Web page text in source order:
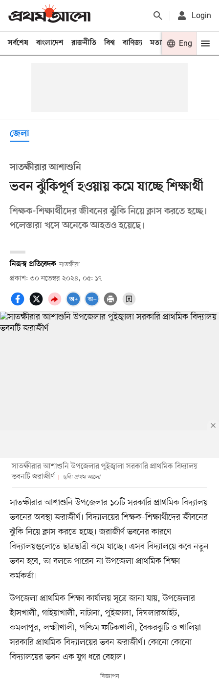
Login
সর্বশেষ বাংলাদেশ রাজনীতি বিশ্ব বাণিজ্য মতামত খেলা
Eng
জেলা
সাতক্ষীরার আশাশুনি
ভবন ঝুঁকিপূর্ণ হওয়ায় কমে যাচ্ছে শিক্ষার্থী
শিক্ষক-শিক্ষার্থীদের জীবনের ঝুঁকি নিয়ে ক্লাস করতে হচ্ছে।
পলেস্তারা খসে অনেকে আহতও হয়েছে।
নিজস্ব প্রতিবেদক সাতক্ষীরা
প্রকাশ: ৩০ নভেম্বর ২০২৪, ০৫: ১৭
সাতক্ষীরার আশাশুনি উপজেলার পুইজ্বালা সরকারি প্রাথমিক বিদ্যালয়
ভবনটি জরাজীর্ণ
ছবি: প্রথম আলো
সাতক্ষীরার আশাশুনি উপজেলার ১০টি সরকারি প্রাথমিক বিদ্যালয়
ভবনের অবস্থা জরাজীর্ণ। বিদ্যালয়ের শিক্ষক-শিক্ষার্থীদের জীবনের
ঝুঁকি নিয়ে ক্লাস করতে হচ্ছে। জরাজীর্ণ ভবনের কারণে
বিদ্যালয়গুলোতে ছাত্রছাত্রী কমে যাচ্ছে। এসব বিদ্যালয়ে কবে নতুন
ভবন হবে, তা বলতে পারেন না উপজেলা প্রাথমিক শিক্ষা
কর্মকর্তা।
উপজেলা প্রাথমিক শিক্ষা কার্যালয় সূত্রে জানা যায়, উপজেলার
হাঁসখালী, গাইয়াখালী, নাটানা, পুইজালা, দিঘলারআইট,
কমলাপুর, লক্ষ্মীখালী, পশ্চিম ফটিকখালী, বৈকরঝুটি ও খালিয়া
সরকারি প্রাথমিক বিদ্যালয়ের ভবন জরাজীর্ণ। কোনো কোনো
বিদ্যালয়ের ভবন এক যুগ ধরে বেহাল।